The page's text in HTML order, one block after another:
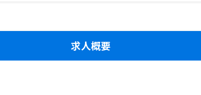
求人概要